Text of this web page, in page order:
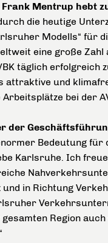
Mentrup hebt
die heutige
Modells“ für
eine große Zahl
täglich erfolgreich
attraktive und
bei der
der
Bedeutung
Karlsruhe. Ich
in Richtung
Region